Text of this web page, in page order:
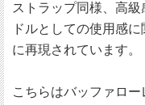
ストラップ同様、高
ドルとしての使用感
に再現されています。
こちらはバッファロ